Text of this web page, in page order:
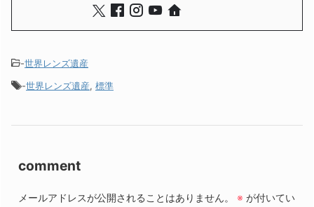
-世界レンズ遺産
-世界レンズ遺産, 標準
comment
メールアドレスが公開されることはありません。 ※ が付いてい